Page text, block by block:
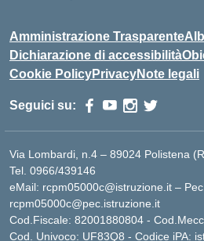
Amministrazione Trasparente
Dichiarazione di accessibilità
Cookie PolicyPrivacyNote legali
Seguici su:
Via Lombardi, n.4 – 89024 Polistena
Tel. 0966/439146
eMail: rcpm05000c@istruzione.it –
rcpm05000c@pec.istruzione.it
Cod.Fiscale: 82001880804 -
Cod. Univoco: UF83Q8 - Codice iPA: